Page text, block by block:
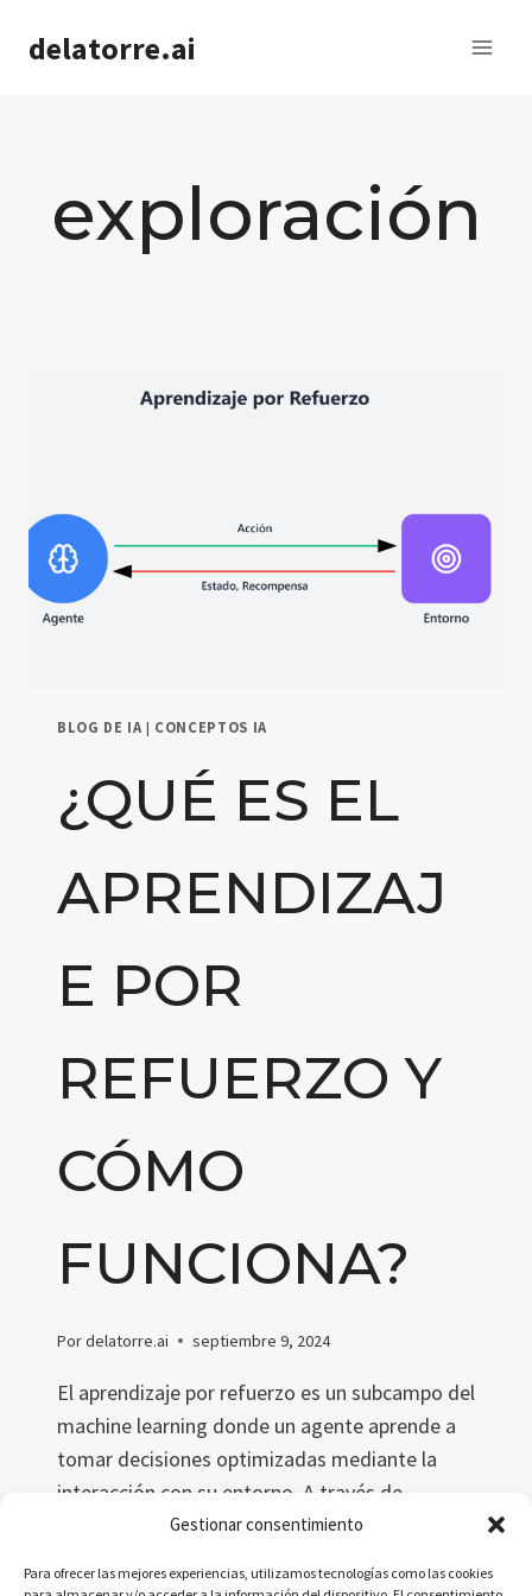
Gestionar consentimiento
Para ofrecer las mejores experiencias, utilizamos tecnologías como las cookies
delatorre.ai
exploración
BLOG DE IA | CONCEPTOS IA
¿QUÉ ES EL
APRENDIZAJ
E POR
REFUERZO Y
CÓMO
FUNCIONA?
Pordelatorre.ai septiembre 9, 2024
El aprendizaje por refuerzo es un subcampo del
machine learning donde un agente aprende a
tomar decisiones optimizadas mediante la
interacción con su entorno. A través de
recompensas y castigos, el agente mejora sus